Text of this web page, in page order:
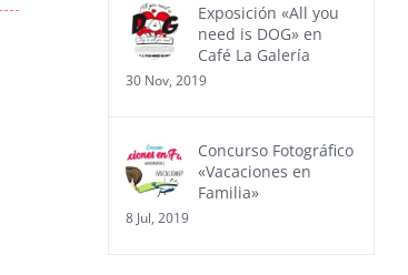
Exposición «All you
need is DOG» en
Café La Galería
30 Nov, 2019
Concurso Fotográfico
«Vacaciones en
Familia»
8 Jul, 2019